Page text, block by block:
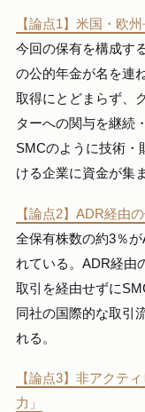
【論点1】米国・欧
今回の保有を構成す
の公的年金が名を連
取得にとどまらず、
ターへの関与を継続
SMCのように技術・
ける企業に資金が集
【論点2】ADR経由
全保有株数の約3％
れている。ADR経由
取引を経由せずに
同社の国際的な取引
れる。
【論点3】非アクテ
力」